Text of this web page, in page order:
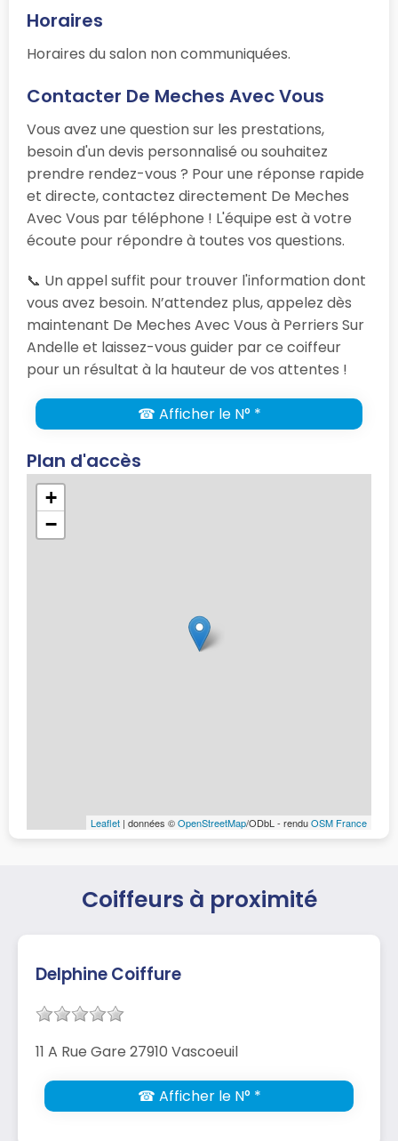
Horaires
Horaires du salon non communiquées.
Contacter De Meches Avec Vous
Vous avez une question sur les prestations,
besoin d'un devis personnalisé ou souhaitez
prendre rendez-vous ? Pour une réponse rapide
et directe, contactez directement De Meches
Avec Vous par téléphone ! L'équipe est à votre
écoute pour répondre à toutes vos questions.
📞 Un appel suffit pour trouver l'information dont
vous avez besoin. N’attendez plus, appelez dès
maintenant De Meches Avec Vous à Perriers Sur
Andelle et laissez-vous guider par ce coiffeur
pour un résultat à la hauteur de vos attentes !
☎ Afficher le N° *
Plan d'accès
+
−
Leaflet | données ©OpenStreetMap/ODbL - renduOSM France
Coiffeurs à proximité
Delphine Coiffure
11 A Rue Gare 27910 Vascoeuil
☎ Afficher le N° *